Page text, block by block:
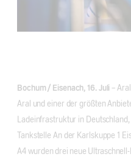
Bochum / Eisenach, 16. Juli –
Aral und einer der größten
Ladeinfrastruktur in
Tankstelle An der Karlskuppe 1
A4wurden drei neue